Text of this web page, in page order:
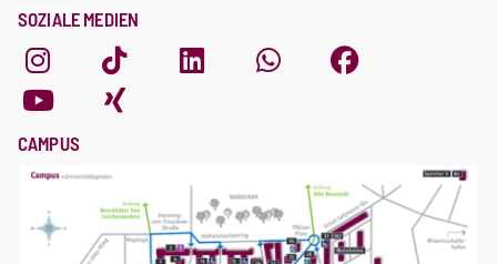
SOZIALE MEDIEN
CAMPUS